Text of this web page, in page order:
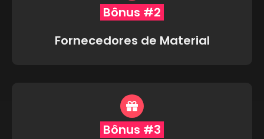
Bônus #2
Fornecedores de Material
Bônus #3